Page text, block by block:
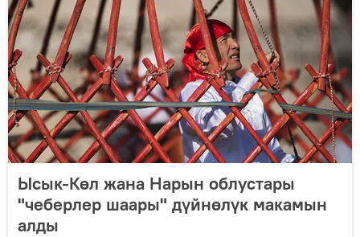
Ысык-Көл жана Нарын облустары
"чеберлер шаары" дүйнөлүк макамын
алды